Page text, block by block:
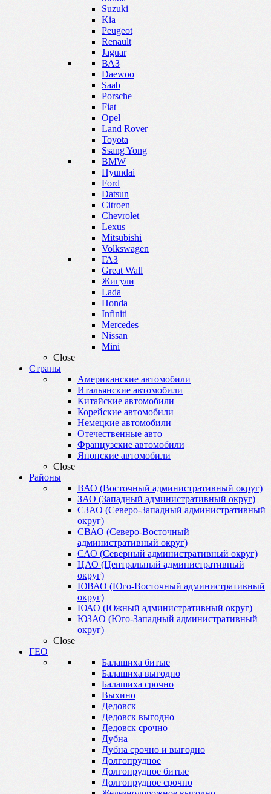
Suzuki
Kia
Peugeot
Renault
Jaguar
ВАЗ
Daewoo
Saab
Porsche
Fiat
Opel
Land Rover
Toyota
Ssang Yong
BMW
Hyundai
Ford
Datsun
Citroen
Chevrolet
Lexus
Mitsubishi
Volkswagen
ГАЗ
Great Wall
Жигули
Lada
Honda
Infiniti
Mercedes
Nissan
Mini
Close
Страны
Американские автомобили
Итальянские автомобили
Китайские автомобили
Корейские автомобили
Немецкие автомобили
Отечественные авто
Французские автомобили
Японские автомобили
Close
Районы
ВАО (Восточный административный округ)
ЗАО (Западный административный округ)
СЗАО (Северо-Западный административный
округ)
СВАО (Северо-Восточный
административный округ)
САО (Северный административный округ)
ЦАО (Центральный административный
округ)
ЮВАО (Юго-Восточный административный
округ)
ЮАО (Южный административный округ)
ЮЗАО (Юго-Западный административный
округ)
Close
ГЕО
Балашиха битые
Балашиха выгодно
Балашиха срочно
Выхино
Дедовск
Дедовск выгодно
Дедовск срочно
Дубна
Дубна срочно и выгодно
Долгопрудное
Долгопрудное битые
Долгопрудное срочно